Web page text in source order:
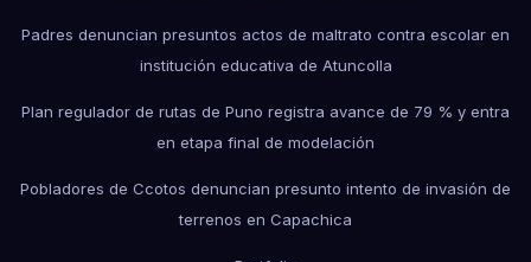
Padres denuncian presuntos actos de maltrato contra escolar en
institución educativa de Atuncolla
Plan regulador de rutas de Puno registra avance de 79 % y entra
en etapa final de modelación
Pobladores de Ccotos denuncian presunto intento de invasión de
terrenos en Capachica